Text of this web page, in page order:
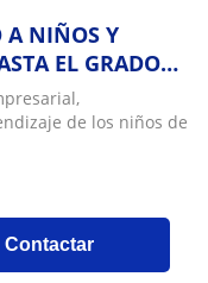
A NIÑOS Y
EL GRADO
Y MÁS
de los niños de
Contactar